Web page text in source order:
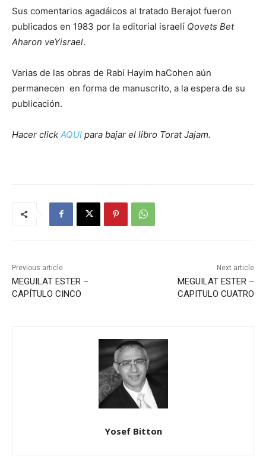
Sus comentarios agadáicos al tratado Berajot fueron
publicados en 1983 por la editorial israelí Qovets Bet
Aharon veYisrael.
Varias de las obras de Rabí Hayim haCohen aún
permanecen en forma de manuscrito, a la espera de su
publicación.
Hacer click AQUI para bajar el libro Torat Jajam.
Previous article
MEGUILAT ESTER –
CAPÍTULO CINCO
Next article
MEGUILAT ESTER –
CAPITULO CUATRO
Yosef Bitton